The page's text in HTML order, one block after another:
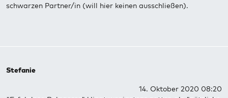
schwarzen Partner/in (will hier keinen ausschließen).
Stefanie
14. Oktober 2020 08:20